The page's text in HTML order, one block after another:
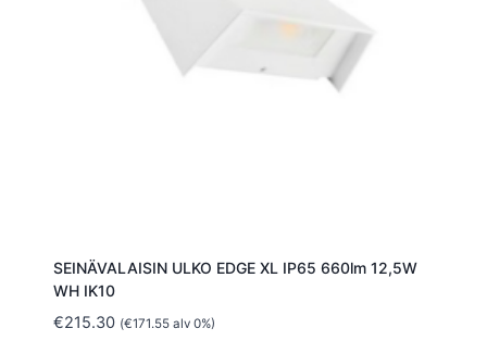
SEINÄVALAISIN ULKO EDGE XL IP65 660lm 12,5W
WH IK10
€215.30 (€171.55alv 0%)